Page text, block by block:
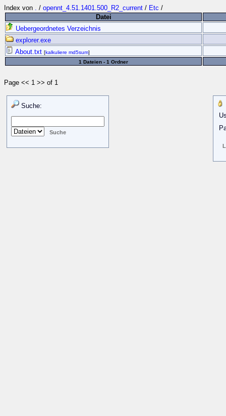
Index von . / opennt_4.51.1401.500_R2_current / Etc /
Datei
Uebergeordnetes Verzeichnis
explorer.exe
About.txt [kalkuliere md5sum]
1 Dateien - 1 Ordner
Page << 1 >> of 1
Suche: